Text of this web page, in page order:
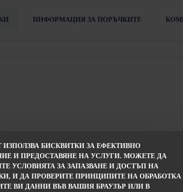
ИЗПОЛЗВА БИСКВИТКИ ЗА ЕФЕКТИВНО
И ПРЕДОСТАВЯНЕ НА УСЛУГИ. МОЖЕТЕ ДА
УСЛОВИЯТА ЗА ЗАПАЗВАНЕ И ДОСТЪП НА
И ДА ПРОВЕРИТЕ ПРИНЦИПИТЕ НА ОБРАБОТКА
ВИ ДАННИ ВЪВ ВАШИЯ БРАУЗЪР ИЛИ В
ИНФОРМАЦИЯ ЗА ПОРЪЧКИТЕ
от потвърждението на поръчката
размер или модел по Ваш избор след провеждане на